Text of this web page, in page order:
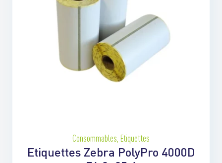
Consommables Etiquettes
Etiquettes Zebra PolyPro 4000D